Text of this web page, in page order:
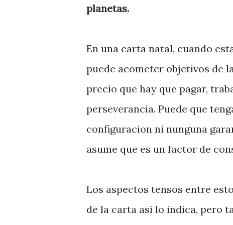
planetas.
En una carta natal, cuando
puede acometer objetivos de
precio que hay que pagar,
perseverancia. Puede que
configuracion ni nunguna
asume que es un factor de
Los aspectos tensos entre
de la carta asi lo indica, pero